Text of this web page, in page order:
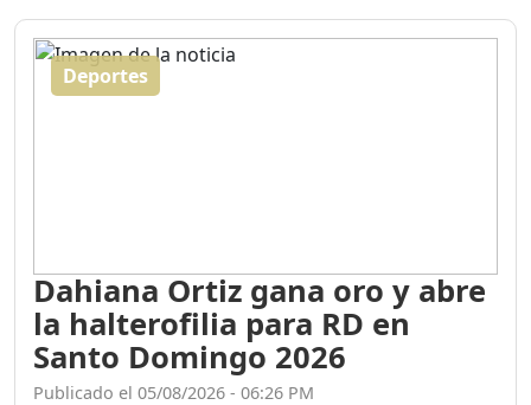
Deportes
Dahiana Ortiz gana oro y abre
la halterofilia para RD en
Santo Domingo 2026
Publicado el 05/08/2026 - 06:26 PM